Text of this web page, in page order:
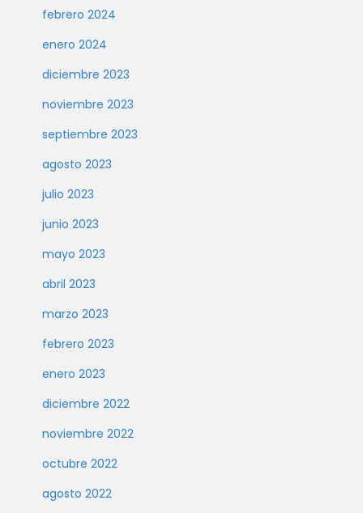
febrero 2024
enero 2024
diciembre 2023
noviembre 2023
septiembre 2023
agosto 2023
julio 2023
junio 2023
mayo 2023
abril 2023
marzo 2023
febrero 2023
enero 2023
diciembre 2022
noviembre 2022
octubre 2022
agosto 2022